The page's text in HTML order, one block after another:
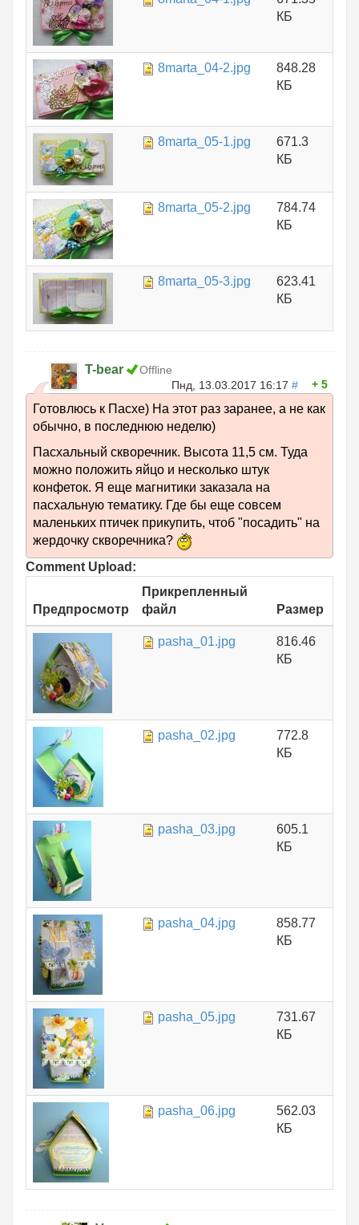
КБ
8marta_04-2.jpg
848.28
КБ
8marta_05-1.jpg
671.3
КБ
8marta_05-2.jpg
784.74
КБ
8marta_05-3.jpg
623.41
КБ
T-bear
Offline
Пнд, 13.03.2017 16:17 # 5
Готовлюсь к Пасхе) На этот раз заранее, а не как
обычно, в последнюю неделю)
Пасхальный скворечник. Высота 11,5 см. Туда
можно положить яйцо и несколько штук
конфеток. Я еще магнитики заказала на
пасхальную тематику. Где бы еще совсем
маленьких птичек прикупить, чтоб "посадить" на
жердочку скворечника?
Comment Upload:
Предпросмотр
Прикрепленный
файл
Размер
pasha_01.jpg
816.46
КБ
pasha_02.jpg
772.8
КБ
pasha_03.jpg
605.1
КБ
pasha_04.jpg
858.77
КБ
pasha_05.jpg
731.67
КБ
pasha_06.jpg
562.03
КБ